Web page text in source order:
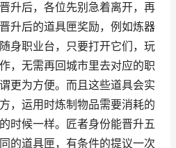
后，各位先别急着离开，再
升后的道具匣奖励，例如炼器
身职业台，只要打开它们，玩
，无需再回城市里去对应的职
更为方便。而且这些道具会实
，运用时炼制物品需要消耗的
时候一样。匠者身份能晋升五
的道具匣，有条件的提议一次